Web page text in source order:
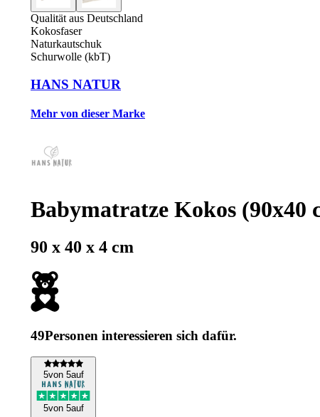
Qualität aus Deutschland
Kokosfaser
Naturkautschuk
Schurwolle (kbT)
HANS NATUR
Mehr von dieser Marke
Babymatratze Kokos (90x40
90 x 40 x 4 cm
49Personen interessieren sich dafür.
5von 5auf
5von 5auf